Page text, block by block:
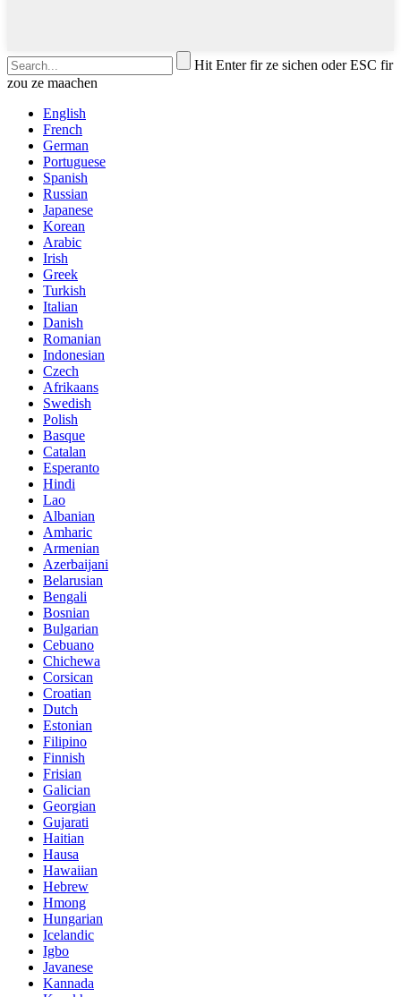
Hit Enter fir ze sichen oder ESC fir
zou ze maachen
English
French
German
Portuguese
Spanish
Russian
Japanese
Korean
Arabic
Irish
Greek
Turkish
Italian
Danish
Romanian
Indonesian
Czech
Afrikaans
Swedish
Polish
Basque
Catalan
Esperanto
Hindi
Lao
Albanian
Amharic
Armenian
Azerbaijani
Belarusian
Bengali
Bosnian
Bulgarian
Cebuano
Chichewa
Corsican
Croatian
Dutch
Estonian
Filipino
Finnish
Frisian
Galician
Georgian
Gujarati
Haitian
Hausa
Hawaiian
Hebrew
Hmong
Hungarian
Icelandic
Igbo
Javanese
Kannada